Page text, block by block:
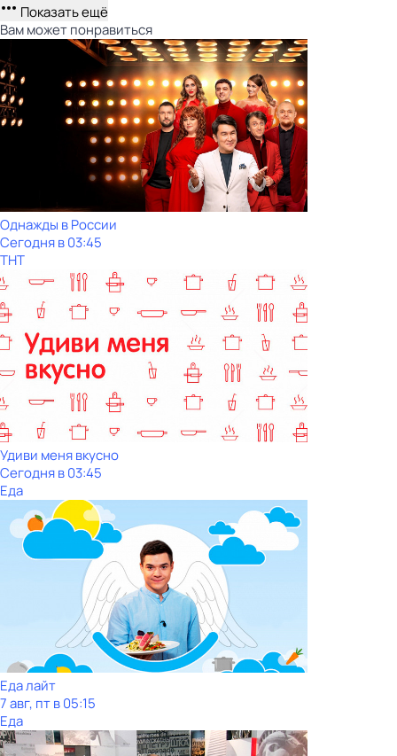
Показать ещё
Вам может понравиться
Однажды в России
Сегодня в 03:45
ТНТ
Удиви меня вкусно
Сегодня в 03:45
Еда
Еда лайт
7 авг, пт в 05:15
Еда